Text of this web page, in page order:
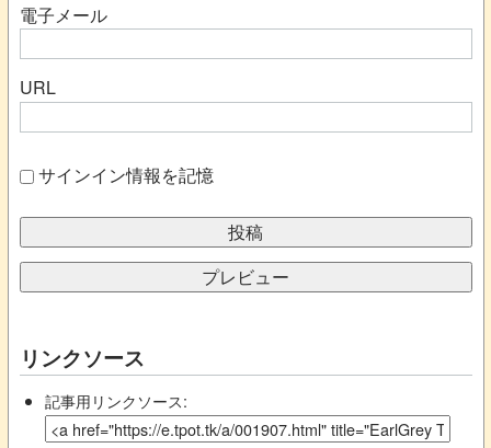
電子メール
URL
サインイン情報を記憶
リンクソース
記事用リンクソース: